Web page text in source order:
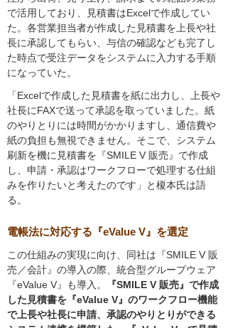
で活用しており、見積書はExcelで作成してい
た。各営業担当者が作成した見積書を上長や社
長に承認してもらい、与信の確認なども完了し
た時点で受注データをシステムに入力する手順
になっていた。
「Excelで作成した見積書を紙に出力し、上長や
社長にFAXで送って承認を取っていました。紙
のやりとりには時間がかかりますし、通信費や
紙の負担も無視できません。そこで、システム
刷新を機に見積書を『SMILE V 販売』で作成
し、申請・承認はワークフローで処理する仕組
みを作りたいと考えたのです」と榎本氏は語
る。
電帳法に対応する『eValue V』を選定
この仕組みの実現に向け、同社は『SMILE V 販
売／会計』の導入の際、統合型グループウェア
『eValue V』も導入。
『SMILE V 販売』で作成
した見積書を『eValue V』のワークフロー機能
で上長や社長に申請、承認のやりとりができる